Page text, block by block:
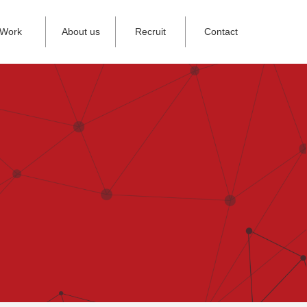
Work About us Recruit Contact